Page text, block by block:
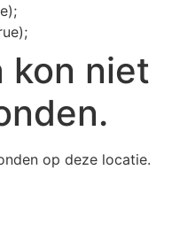
kon niet
op deze locatie.